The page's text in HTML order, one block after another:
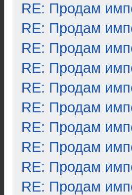
RE: Продам
RE: Продам
RE: Продам
RE: Продам
RE: Продам
RE: Продам
RE: Продам
RE: Продам
RE: Продам
RE: Продам